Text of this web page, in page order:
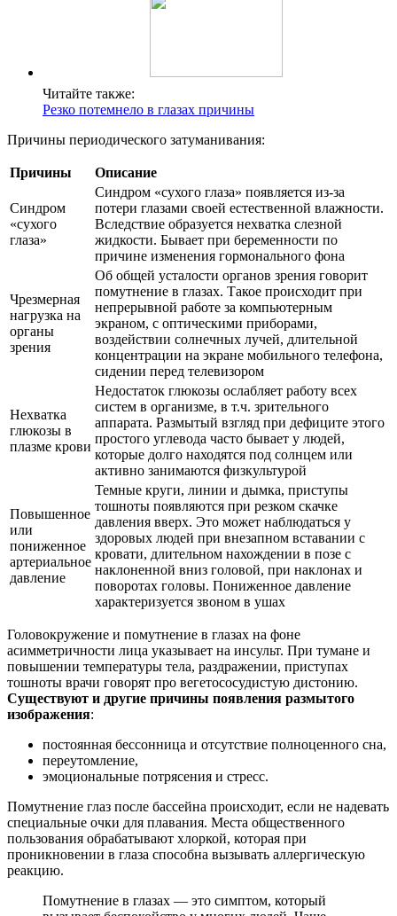
Читайте также:
Резко потемнело в глазах причины
Причины периодического затуманивания:
Причины Описание
Синдром
«сухого
глаза»
Синдром «сухого глаза» появляется из-за
потери глазами своей естественной влажности.
Вследствие образуется нехватка слезной
жидкости. Бывает при беременности по
причине изменения гормонального фона
Чрезмерная
нагрузка на
органы
зрения
Об общей усталости органов зрения говорит
помутнение в глазах. Такое происходит при
непрерывной работе за компьютерным
экраном, с оптическими приборами,
воздействии солнечных лучей, длительной
концентрации на экране мобильного телефона,
сидении перед телевизором
Нехватка
глюкозы в
плазме крови
Недостаток глюкозы ослабляет работу всех
систем в организме, в т.ч. зрительного
аппарата. Размытый взгляд при дефиците этого
простого углевода часто бывает у людей,
которые долго находятся под солнцем или
активно занимаются физкультурой
Повышенное
или
пониженное
артериальное
давление
Темные круги, линии и дымка, приступы
тошноты появляются при резком скачке
давления вверх. Это может наблюдаться у
здоровых людей при внезапном вставании с
кровати, длительном нахождении в позе с
наклоненной вниз головой, при наклонах и
поворотах головы. Пониженное давление
характеризуется звоном в ушах
Головокружение и помутнение в глазах на фоне
асимметричности лица указывает на инсульт. При тумане и
повышении температуры тела, раздражении, приступах
тошноты врачи говорят про вегетососудистую дистонию.
Существуют и другие причины появления размытого
изображения:
постоянная бессонница и отсутствие полноценного сна,
переутомление,
эмоциональные потрясения и стресс.
Помутнение глаз после бассейна происходит, если не надевать
специальные очки для плавания. Места общественного
пользования обрабатывают хлоркой, которая при
проникновении в глаза способна вызывать аллергическую
реакцию.
Помутнение в глазах — это симптом, который